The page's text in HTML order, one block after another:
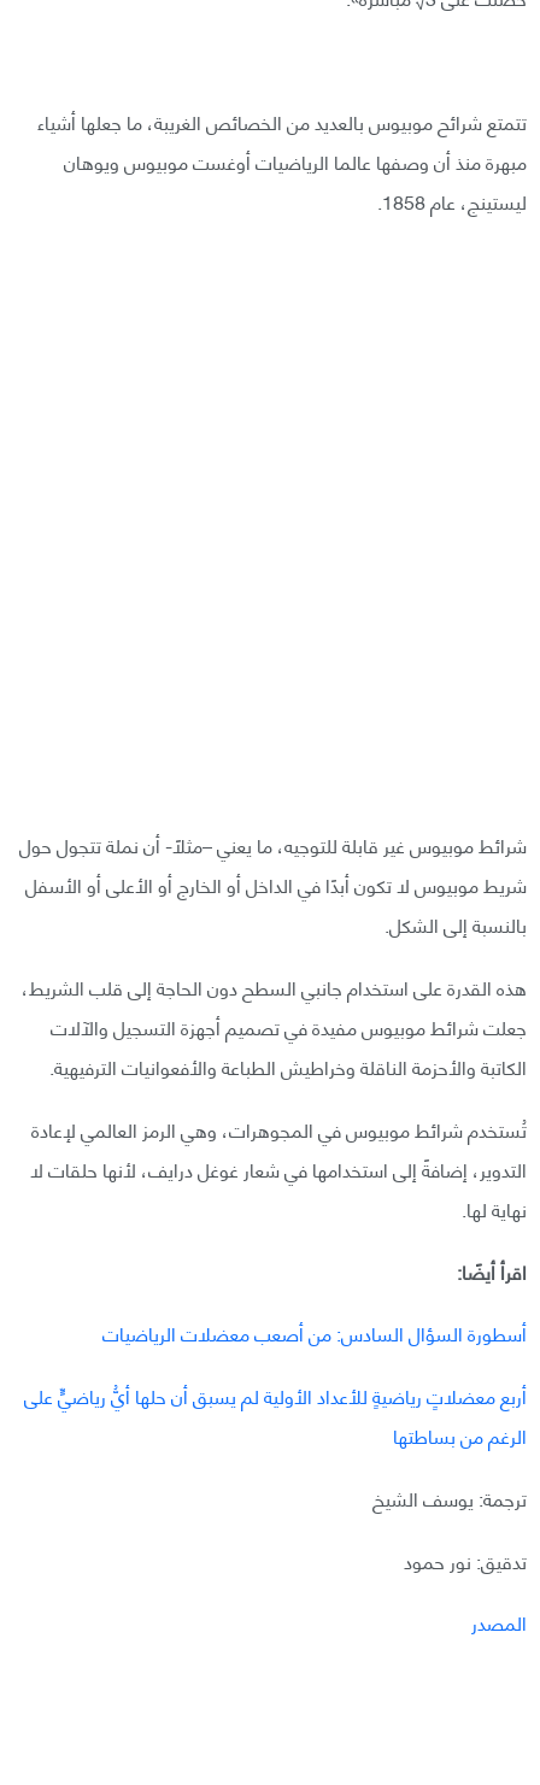
تتمتع شرائح موبيوس بالعديد من الخصائص الغريبة، ما جعلها أشياء
مبهرة منذ أن وصفها عالما الرياضيات أوغست موبيوس ويوهان
ليستينج، عام 1858.
شرائط موبيوس غير قابلة للتوجيه، ما يعني –مثلًا- أن نملة تتجول حول
شريط موبيوس لا تكون أبدًا في الداخل أو الخارج أو الأعلى أو الأسفل
بالنسبة إلى الشكل.
هذه القدرة على استخدام جانبي السطح دون الحاجة إلى قلب الشريط،
جعلت شرائط موبيوس مفيدة في تصميم أجهزة التسجيل والآلات
الكاتبة والأحزمة الناقلة وخراطيش الطباعة والأفعوانيات الترفيهية.
تُستخدم شرائط موبيوس في المجوهرات، وهي الرمز العالمي لإعادة
التدوير، إضافةً إلى استخدامها في شعار غوغل درايف، لأنها حلقات لا
نهاية لها.
اقرأ أيضًا:
أسطورة السؤال السادس: من أصعب معضلات الرياضيات
أربع معضلاتٍ رياضيةٍ للأعداد الأولية لم يسبق أن حلها أيُّ رياضيٍّ على
الرغم من بساطتها
ترجمة: يوسف الشيخ
تدقيق: نور حمود
المصدر